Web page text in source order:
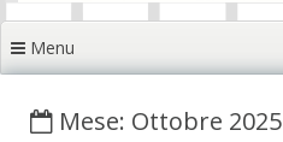
Menu
Mese: Ottobre 2025